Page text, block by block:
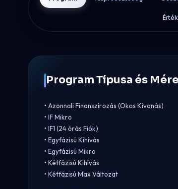
Program Típusa és
• Azonnali Finanszírozás (Okos Kivonás)
• IF Mikro
• IF1 (24 órás Fiók)
• Egyfázisú Kihívás
• Egyfázisú Mikro
• Kétfázisú Kihívás
• Kétfázisú Max Változat